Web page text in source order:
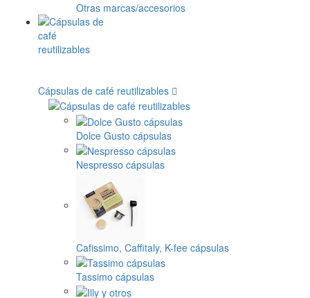
Otras marcas/accesorios
Cápsulas de café reutilizables
Dolce Gusto cápsulas
Nespresso cápsulas
Cafissimo, Caffitaly, K-fee cápsulas
Tassimo cápsulas